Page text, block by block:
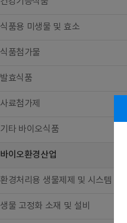
식품용 미생물 및 효소
식품첨가물
발효식품
사료첨가제
기타 바이오식품
바이오환경산업
환경처리용 생물제제 및 시스템
생물 고정화 소재 및 설비